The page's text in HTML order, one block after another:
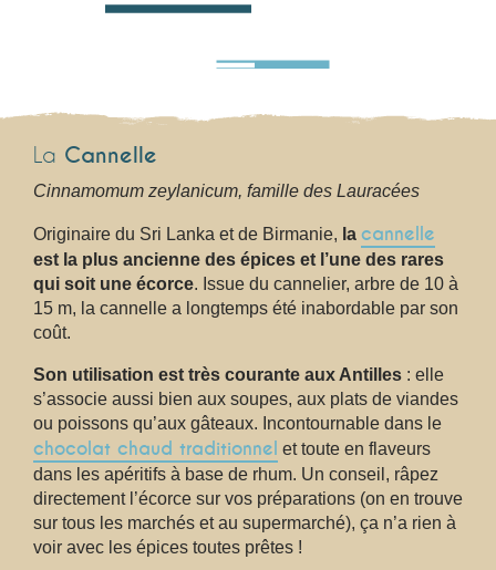
La Cannelle
Cinnamomum zeylanicum, famille des Lauracées
Originaire du Sri Lanka et de Birmanie, la cannelle
est la plus ancienne des épices et l’une des rares
qui soit une écorce. Issue du cannelier, arbre de 10 à
15 m, la cannelle a longtemps été inabordable par son
coût.
Son utilisation est très courante aux Antilles : elle
s’associe aussi bien aux soupes, aux plats de viandes
ou poissons qu’aux gâteaux. Incontournable dans le
chocolat chaud traditionnel et toute en flaveurs
dans les apéritifs à base de rhum. Un conseil, râpez
directement l’écorce sur vos préparations (on en trouve
sur tous les marchés et au supermarché), ça n’a rien à
voir avec les épices toutes prêtes !